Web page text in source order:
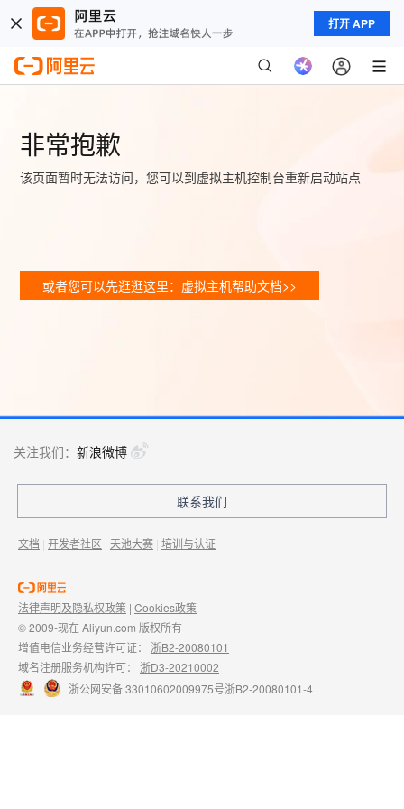
打开 APP
非常抱歉
该页面暂时无法访问，您可以到虚拟主机控制台重新启动站点
或者您可以先逛逛这里：虚拟主机帮助文档>>